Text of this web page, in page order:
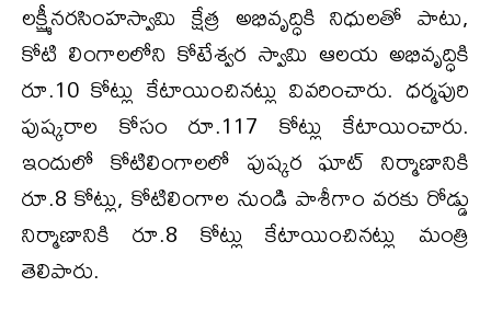
లక్ష్మీనరసింహస్వామి క్షేత్ర అభివృద్ధికి నిధుల‌తో పాటు,
కోటి లింగాలలోని కోటేశ్వర స్వామి ఆలయ అభివృద్ధికి
రూ.10 కోట్లు కేటాయించినట్లు వివరించారు. ధర్మపురి
పుష్కరాల కోసం రూ.117 కోట్లు కేటాయించారు.
ఇందులో కోటిలింగాలలో పుష్కర ఘాట్ నిర్మాణానికి
రూ.8 కోట్లు, కోటిలింగాల నుండి పాశీగాం వరకు రోడ్డు
నిర్మాణానికి రూ.8 కోట్లు కేటాయించినట్లు మంత్రి
తెలిపారు.